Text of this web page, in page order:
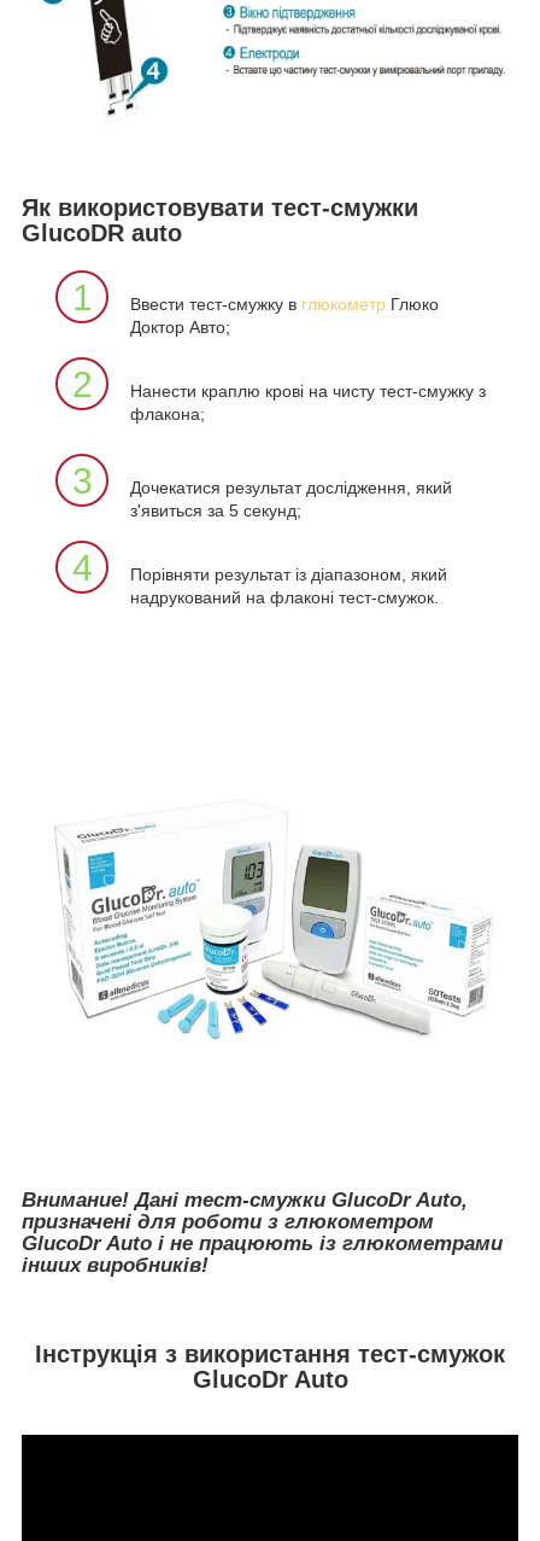
Як використовувати тест-смужки
GlucoDR auto
1 Ввести тест-смужку в глюкометр Глюко
Доктор Авто;
2
Нанести краплю крові на чисту тест-смужку з
флакона;
3
Дочекатися результат дослідження, який
з'явиться за 5 секунд;
4
Порівняти результат із діапазоном, який
надрукований на флаконі тест-смужок.
Внимание! Дані тест-смужки GlucoDr Auto,
призначені для роботи з глюкометром
GlucoDr Auto і не працюють із глюкометрами
інших виробників!
Інструкція з використання тест-смужок
GlucoDr Auto